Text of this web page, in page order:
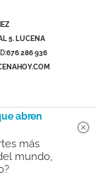
5. LUCENA
676 286 936
abren
más
mundo,